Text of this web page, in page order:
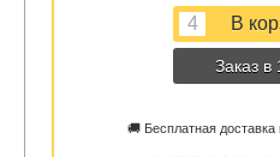
Заказ в
🚚 Бесплатная